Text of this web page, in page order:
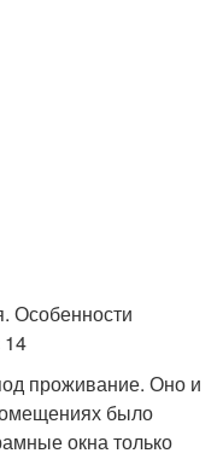
проживание. Оно и
было
окна только